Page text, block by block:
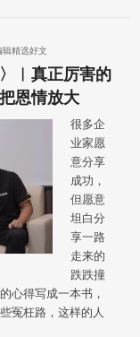
辑精选好文
︱真正厉害的
恩情放大
很多企
业家愿
意分享
成功，
但愿意
坦白分
享一路
走来的
跌跌撞
心得写成一本书，
冤枉路，这样的人